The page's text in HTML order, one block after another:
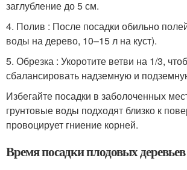
заглубление до 5 см.
4. Полив : После посадки обильно
воды на дерево, 10–15 л на куст).
5. Обрезка : Укоротите ветви на 1/3,
сбалансировать надземную и
Избегайте посадки в заболоченных
грунтовые воды подходят близко к
провоцирует гниение корней.
Время посадки плодовых деревьев